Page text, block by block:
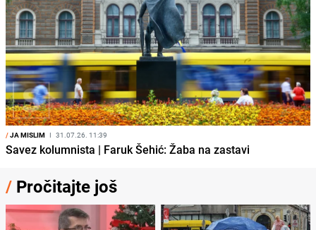
/JA MISLIM I 31.07.26. 11:39
Savez kolumnista | Faruk Šehić: Žaba na zastavi
/ Pročitajte još